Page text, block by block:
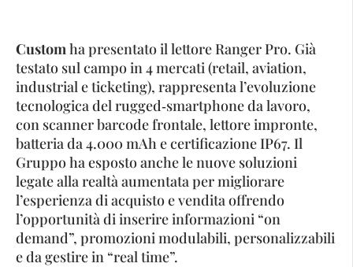
Custom ha presentato il lettore Ranger Pro. Già
testato sul campo in 4 mercati (retail, aviation,
industrial e ticketing), rappresenta l’evoluzione
tecnologica del rugged‐smartphone da lavoro,
con scanner barcode frontale, lettore impronte,
batteria da 4.000 mAh e certificazione IP67. Il
Gruppo ha esposto anche le nuove soluzioni
legate alla realtà aumentata per migliorare
l’esperienza di acquisto e vendita offrendo
l’opportunità di inserire informazioni “on
demand”, promozioni modulabili, personalizzabili
e da gestire in “real time”.